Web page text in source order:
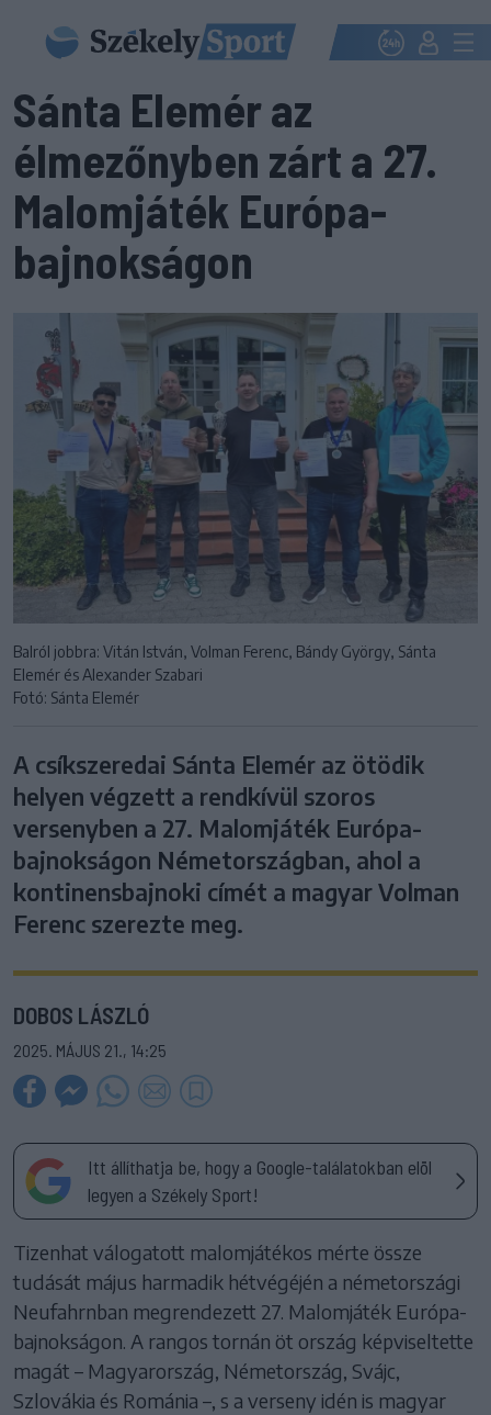
Sánta Elemér az
élmezőnyben zárt a 27.
Malomjáték Európa-
bajnokságon
Balról jobbra: Vitán István, Volman Ferenc, Bándy György, Sánta
Elemér és Alexander Szabari
Fotó: Sánta Elemér
A csíkszeredai Sánta Elemér az ötödik
helyen végzett a rendkívül szoros
versenyben a 27. Malomjáték Európa-
bajnokságon Németországban, ahol a
kontinensbajnoki címét a magyar Volman
Ferenc szerezte meg.
DOBOS LÁSZLÓ
2025. MÁJUS 21., 14:25
Itt állíthatja be, hogy a Google-találatokban elöl
legyen a Székely Sport!
Tizenhat válogatott malomjátékos mérte össze
tudását május harmadik hétvégéjén a németországi
Neufahrnban megrendezett 27. Malomjáték Európa-
bajnokságon. A rangos tornán öt ország képviseltette
magát – Magyarország, Németország, Svájc,
Szlovákia és Románia –, s a verseny idén is magyar